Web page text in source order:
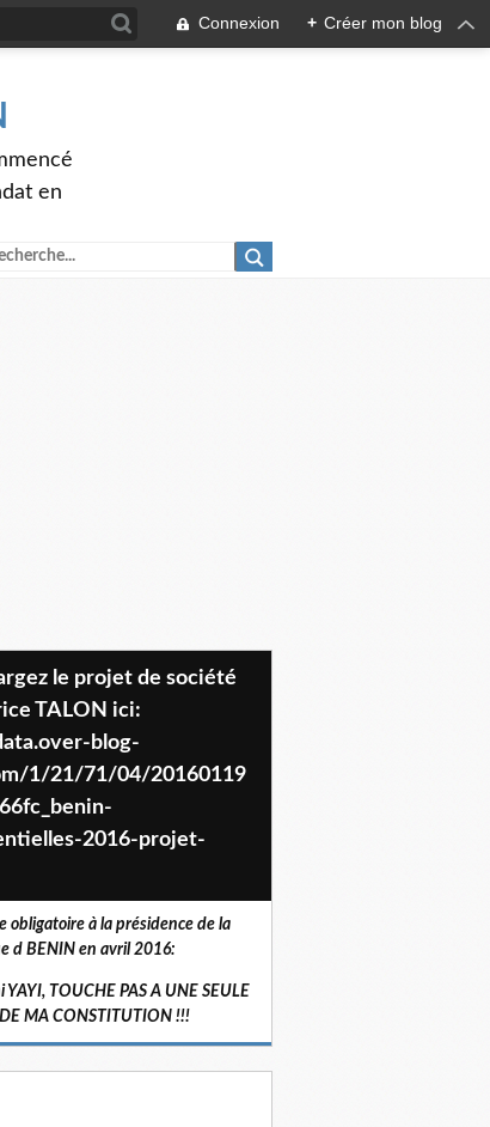
Connexion + Créer mon blog
en
TALON ici:
blog-
1/21/71/04/20160119
2016-projet-
obligatoire à la présidence de la
d BENIN en avril 2016:
YAYI, TOUCHE PAS A UNE SEULE
MA CONSTITUTION !!!